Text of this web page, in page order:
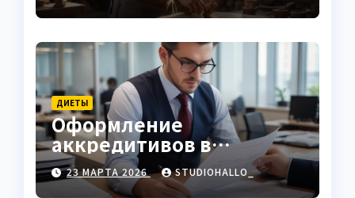
ДИЕТЫ
Оформление
аккредитивов в
международной
торговле
23 МАРТА 2026 STUDIOHALLO_